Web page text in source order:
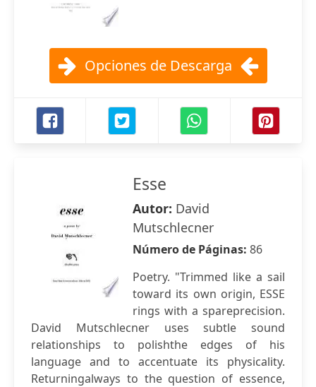
Opciones de Descarga
Esse
Autor: David
Mutschlecner
Número de Páginas: 86
Poetry. "Trimmed like a sail
toward its own origin, ESSE
rings with a spareprecision.
David Mutschlecner uses subtle sound
relationships to polishthe edges of his
language and to accentuate its physicality.
Returningalways to the question of essence,